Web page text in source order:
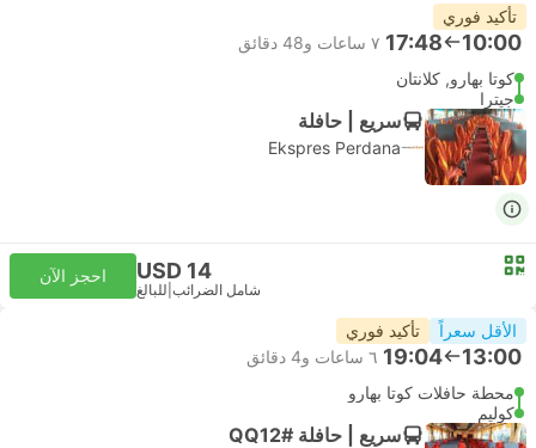
تأكيد فوري
10:00
17:48 ٧ ساعات و‫48 دقائق
كوتا بهارو, كلانتان
جيترا
سريع | حافلة
Ekspres Perdana
USD 14
شامل الضرائب للبالغ
احجز الآن
الأقل سعراً تأكيد فوري
13:00
19:04 ٦ ساعات و‫4 دقائق
محطة حافلات كوتا بهارو
كوليم
سريع | حافلة #QQ12